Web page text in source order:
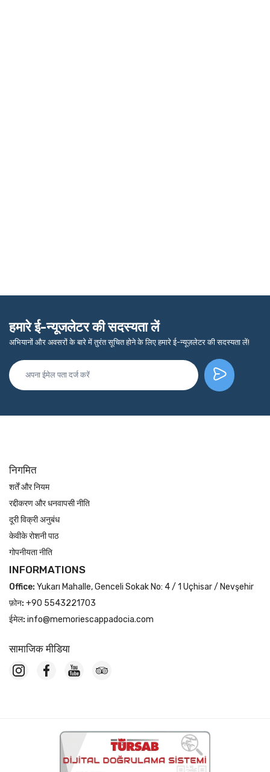
हमारे ई-न्यूजलेटर की सदस्यता लें
अभियानों और अवसरों के बारे में तुरंत सूचित होने के लिए हमारे ई-न्यूज़लेटर की सदस्यता लें!
निगमित
शर्तें और नियम
रद्दीकरण और धनवापसी नीति
दूरी विक्री अनुबंध
केवीके रोशनी पाठ
गोपनीयता नीति
INFORMATIONS
Office: Yukarı Mahalle, Genceli Sokak No: 4 / 1 Uçhisar / Nevşehir
फ़ोन: +90 5543221703
ईमेल: info@memoriescappadocia.com
सामाजिक मीडिया